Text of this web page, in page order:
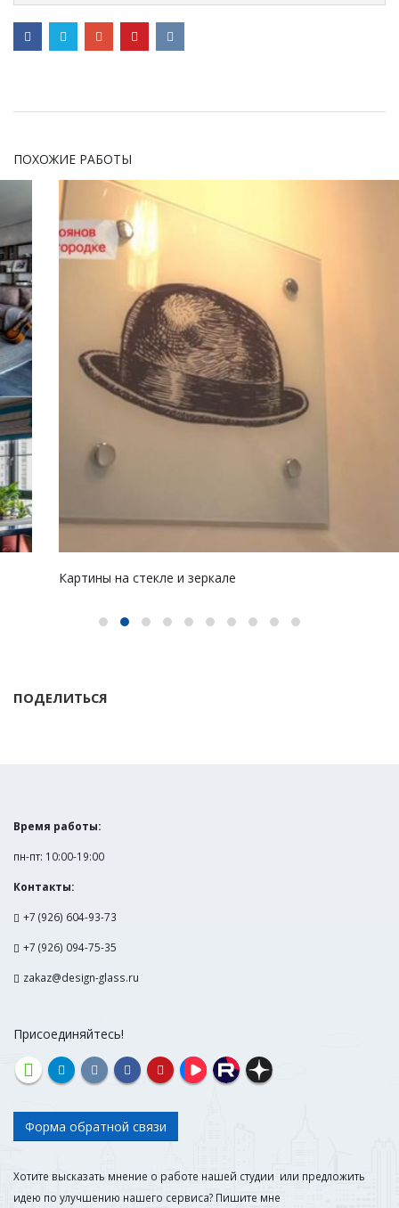
ПОХОЖИЕ РАБОТЫ
Картины на стекле и зеркале
ПОДЕЛИТЬСЯ
Время работы:
пн-пт: 10:00-19:00
Контакты:
+7 (926) 604-93-73
+7 (926) 094-75-35
zakaz@design-glass.ru
Присоединяйтесь!
Форма обратной связи
Хотите высказать мнение о работе нашей студии или предложить
идею по улучшению нашего сервиса? Пишите мне